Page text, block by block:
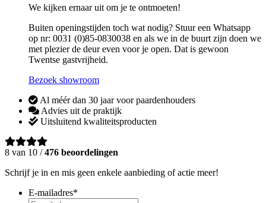
We kijken ernaar uit om je te ontmoeten!
Buiten openingstijden toch wat nodig? Stuur een Whatsapp
op nr: 0031 (0)85-0830038 en als we in de buurt zijn doen we
met plezier de deur even voor je open. Dat is gewoon
Twentse gastvrijheid.
Bezoek showroom
Al méér dan 30 jaar voor paardenhouders
Advies uit de praktijk
Uitsluitend kwaliteitsproducten
8 van 10 /476 beoordelingen
Schrijf je in en mis geen enkele aanbieding of actie meer!
E-mailadres*